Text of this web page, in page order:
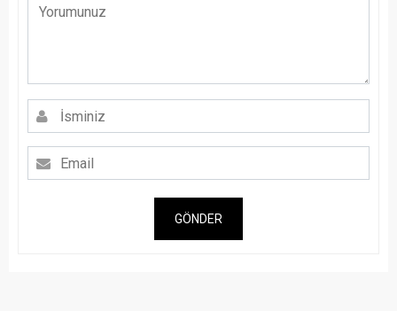
GÖNDER